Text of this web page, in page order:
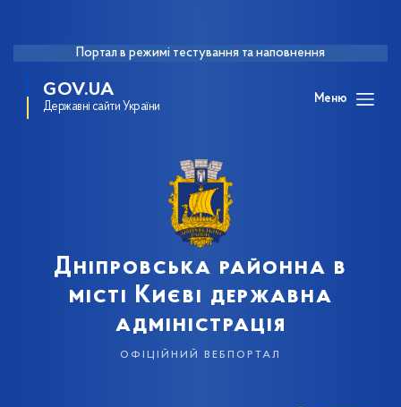
Портал в режимі тестування та наповнення
GOV.UA
Державні сайти України
Меню
Дніпровська районна в
місті Києві державна
адміністрація
офіційний вебпортал